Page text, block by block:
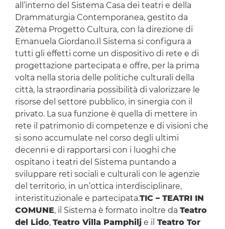
all’interno del Sistema Casa dei teatri e della
Drammaturgia Contemporanea, gestito da
Zètema Progetto Cultura, con la direzione di
Emanuela Giordano.Il Sistema si configura a
tutti gli effetti come un dispositivo di rete e di
progettazione partecipata e offre, per la prima
volta nella storia delle politiche culturali della
città, la straordinaria possibilità di valorizzare le
risorse del settore pubblico, in sinergia con il
privato. La sua funzione è quella di mettere in
rete il patrimonio di competenze e di visioni che
si sono accumulate nel corso degli ultimi
decenni e di rapportarsi con i luoghi che
ospitano i teatri del Sistema puntando a
sviluppare reti sociali e culturali con le agenzie
del territorio, in un’ottica interdisciplinare,
interistituzionale e partecipata.TIC – TEATRI IN
COMUNE, il Sistema è formato inoltre da Teatro
del Lido, Teatro Villa Pamphilje il Teatro Tor